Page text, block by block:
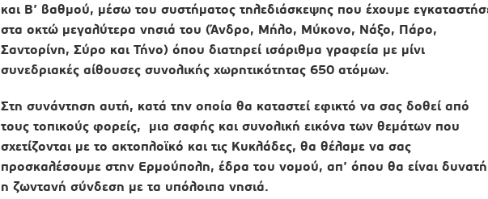
και Β’ βαθμού, μέσω του συστήματος τηλεδιάσκεψης που έχουμε
στα οκτώ μεγαλύτερα νησιά του (Άνδρο, Μήλο, Μύκονο, Νάξο, Πάρο,
Σαντορίνη, Σύρο και Τήνο) όπου διατηρεί ισάριθμα γραφεία με μίνι
συνεδριακές αίθουσες συνολικής χωρητικότητας 650 ατόμων.
Στη συνάντηση αυτή, κατά την οποία θα καταστεί εφικτό να σας δοθεί από
τους τοπικούς φορείς, μια σαφής και συνολική εικόνα των θεμάτων που
σχετίζονται με το ακτοπλοϊκό και τις Κυκλάδες, θα θέλαμε να σας
προσκαλέσουμε στην Ερμούπολη, έδρα του νομού, απ’ όπου θα είναι δυνατή
η ζωντανή σύνδεση με τα υπόλοιπα νησιά.